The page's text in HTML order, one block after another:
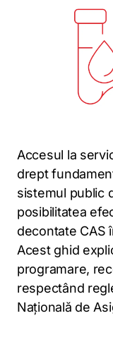
Accesul la
drept
sistemul public
posibilitatea
decontate CAS
Acest ghid
programare,
respectând
Națională de